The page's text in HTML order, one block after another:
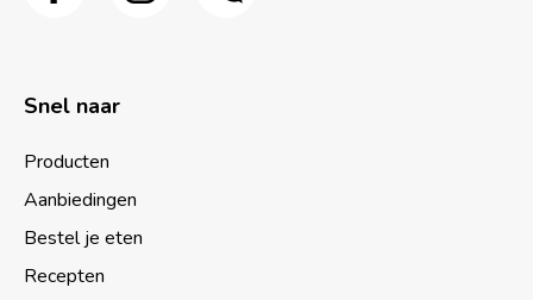
Snel naar
Producten
Aanbiedingen
Bestel je eten
Recepten